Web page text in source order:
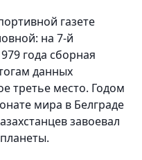
газете
на 7-й
года сборная
данных
третье место. Годом
мира в Белграде
завоевал